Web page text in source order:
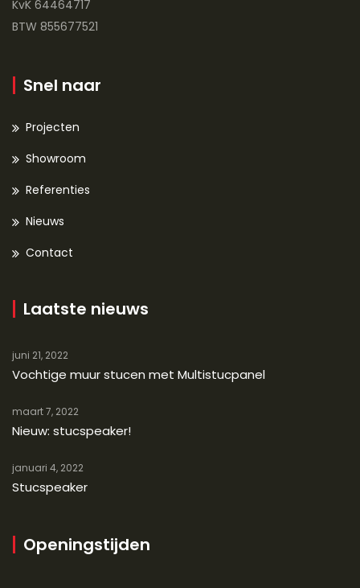
KvK 64464717
BTW 855677521
Snel naar
Projecten
Showroom
Referenties
Nieuws
Contact
Laatste nieuws
juni 21, 2022
Vochtige muur stucen met Multistucpanel
maart 7, 2022
Nieuw: stucspeaker!
januari 4, 2022
Stucspeaker
Openingstijden